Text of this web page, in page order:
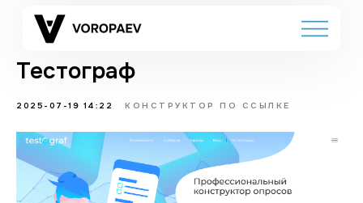
Тестограф
2025-07-19 14:22 КОНСТРУКТОР ПО ССЫЛКЕ